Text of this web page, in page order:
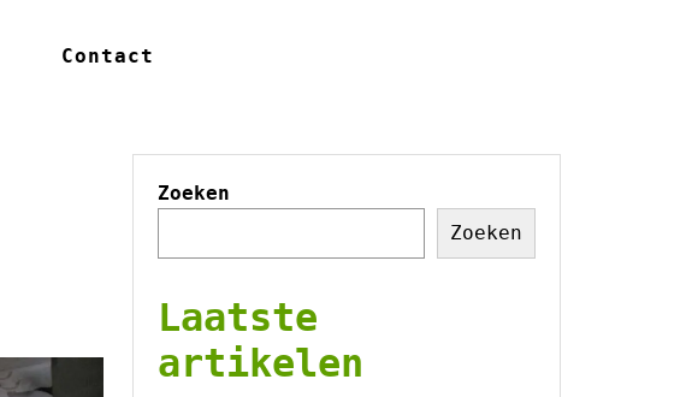
Contact
Zoeken
Zoeken
Laatste
artikelen